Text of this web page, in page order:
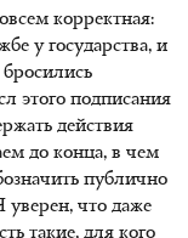
корректная:
у государства, и
этого подписания
действия
до конца, в чем
публично
уверен, что даже
такие, для кого